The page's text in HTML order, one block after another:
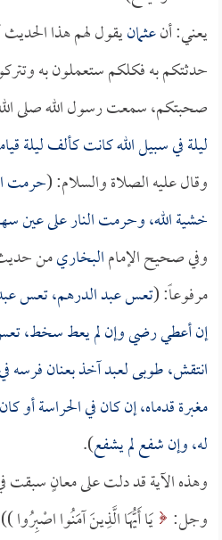
يعني: أنعثمانيقول لهم هذا الحديث
حدثتكم به فكلكم ستعملون به
صحبتكم، سمعت رسول الله صلى
ليلة في سبيل الله كانت كألف ليلة
وقال عليه الصلاة والسلام: (حرمت
خشية الله، وحرمت النار على عين
وفي صحيح الإمامالبخاريمن
مرفوعاً: (تعس عبد الدرهم، تعس
إن أعطي رضي وإن لم يعط سخط،
انتقش، طوبى لعبد آخذ بعنان فرسه
مغبرة قدماه، إن كان في الحراسة أو
له، وإن شفع لم يشفع).
وهذه الآية قد دلت على معانٍ
وجل: يَا أَيُّهَا الَّذِينَ آمَنُوا